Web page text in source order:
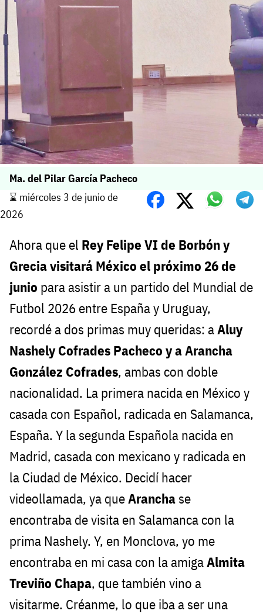
Ma. del Pilar García Pacheco
⌛️ miércoles 3 de junio de
2026
Ahora que el Rey Felipe VI de Borbón y
Grecia visitará México el próximo 26 de
junio para asistir a un partido del Mundial de
Futbol 2026 entre España y Uruguay,
recordé a dos primas muy queridas: aAluy
Nashely Cofrades Pacheco y a Arancha
González Cofrades, ambas con doble
nacionalidad. La primera nacida en México y
casada con Español, radicada en Salamanca,
España. Y la segunda Española nacida en
Madrid, casada con mexicano y radicada en
la Ciudad de México. Decidí hacer
videollamada, ya queArancha se
encontraba de visita en Salamanca con la
prima Nashely. Y, en Monclova, yo me
encontraba en mi casa con la amigaAlmita
Treviño Chapa, que también vino a
visitarme. Créanme, lo que iba a ser una